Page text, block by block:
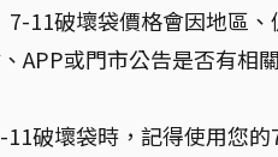
7-11破壞袋價格會因地區
APP或門市公告是否有相
11破壞袋時，記得使用您